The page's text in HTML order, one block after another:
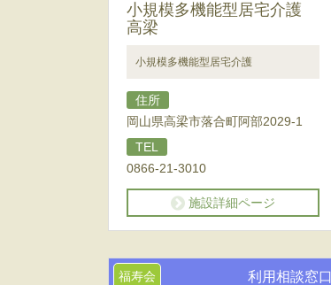
小規模多機能型居宅介護
高梁
小規模多機能型居宅介護
住所
岡山県高梁市落合町阿部2029-1
TEL
0866-21-3010
施設詳細ページ
福寿会 利用相談窓口